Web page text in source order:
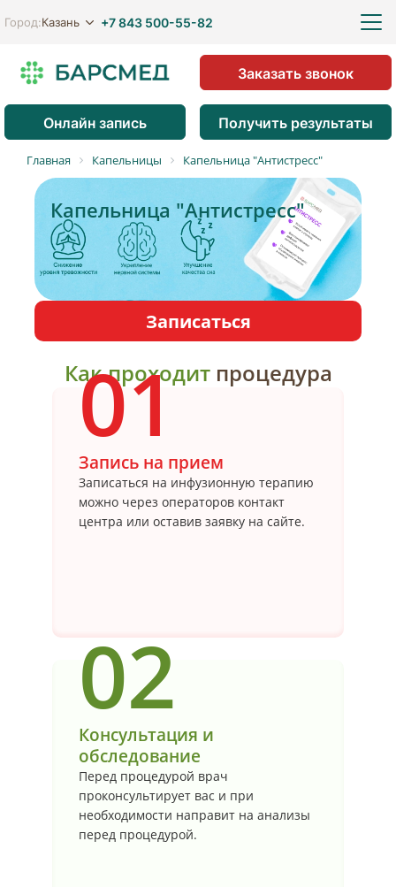
Город:Казань +7 843 500-55-82
Онлайн запись Получить результаты
Заказать звонок
Главная Капельницы Капельница "Антистресс"
Капельница "Антистресс"
Записаться
Какпроходит процедура
Запись на прием
Записаться на инфузионную терапию
можно через операторов контакт
центра или оставив заявку на сайте.
01
Консультация и
обследование
Перед процедурой врач
проконсультирует вас и при
необходимости направит на анализы
перед процедурой.
02